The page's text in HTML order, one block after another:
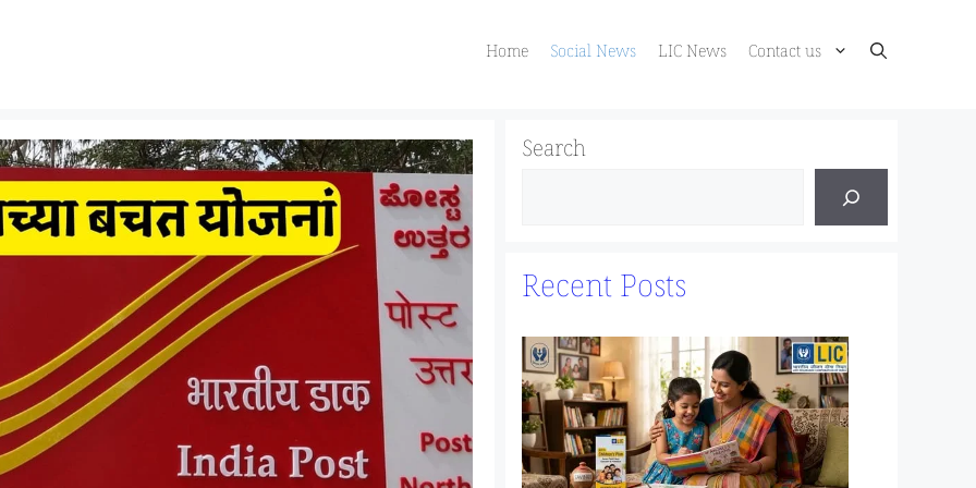
Home Social News LIC News Contact us
Search
Recent Posts